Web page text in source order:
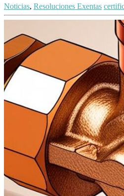
Noticias, Resoluciones Exentas